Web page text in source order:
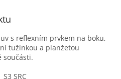
s reflexním prvkem na boku,
tužinkou a planžetou
součásti.
SRC